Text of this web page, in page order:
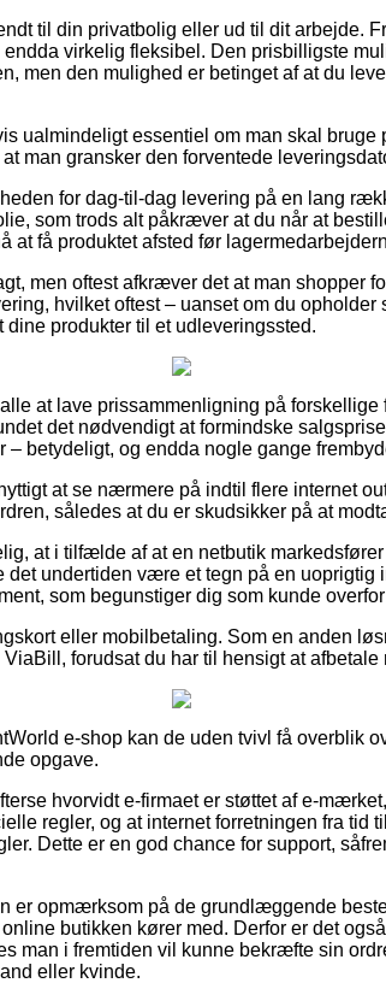
til din privatbolig eller ud til dit arbejde.
virkelig fleksibel. Den prisbilligste
men den mulighed er betinget af at du
ualmindeligt essentiel om man skal bruge
man gransker den forventede
for dag-til-dag levering på en lang
som trods alt påkræver at du når at
at få produktet afsted før
men oftest afkræver det at man shopper
hvilket oftest – uanset om du
produkter til et udleveringssted.
at lave prissammenligning på forskellige
det nødvendigt at formindske
– betydeligt, og endda nogle gange
at se nærmere på indtil flere internet
således at du er skudsikker på at
at i tilfælde af at en netbutik
det undertiden være et tegn på en uoprigtig
som begunstiger dig som kunde
eller mobilbetaling. Som en anden
forudsat du har til hensigt at
e-shop kan de uden tvivl få overblik
opgave.
hvorvidt e-firmaet er støttet af e-
regler, og at internet forretningen fra tid
Dette er en god chance for support,
er opmærksom på de grundlæggende
butikken kører med. Derfor er det
man i fremtiden vil kunne bekræfte sin
eller kvinde.